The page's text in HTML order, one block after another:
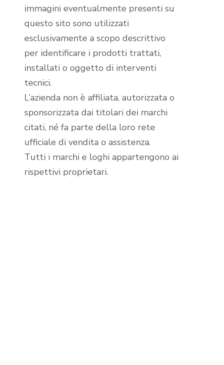
immagini eventualmente presenti su
questo sito sono utilizzati
esclusivamente a scopo descrittivo
per identificare i prodotti trattati,
installati o oggetto di interventi
tecnici.
L’azienda non è affiliata, autorizzata o
sponsorizzata dai titolari dei marchi
citati, né fa parte della loro rete
ufficiale di vendita o assistenza.
Tutti i marchi e loghi appartengono ai
rispettivi proprietari.